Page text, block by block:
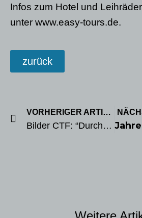
Infos zum Hotel und
unter www.easy-tours.de.
zurück
VORHERIGER ARTIKEL
Bilder CTF: “Durch den bunten Herbstwald”